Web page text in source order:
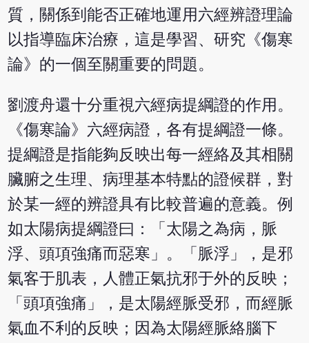
質，關係到能否正確地運用六經辨證理論
以指導臨床治療，這是學習、研究《傷寒
論》的一個至關重要的問題。
劉渡舟還十分重視六經病提綱證的作用。
《傷寒論》六經病證，各有提綱證一條。
提綱證是指能夠反映出每一經絡及其相關
臟腑之生理、病理基本特點的證候群，對
於某一經的辨證具有比較普遍的意義。例
如太陽病提綱證曰：「太陽之為病，脈
浮、頭項強痛而惡寒」。「脈浮」，是邪
氣客于肌表，人體正氣抗邪于外的反映；
「頭項強痛」，是太陽經脈受邪，而經脈
氣血不利的反映；因為太陽經脈絡腦下